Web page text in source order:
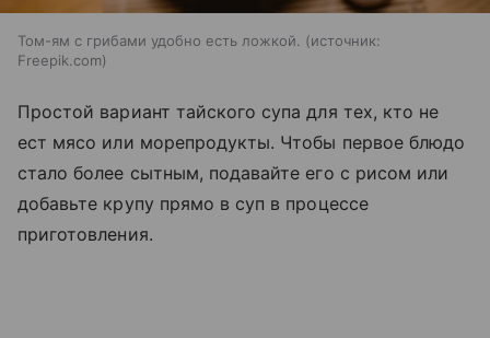
Том-ям с грибами удобно есть ложкой.
источник:
Freepik.com
Простой вариант тайского супа для тех, кто не
ест мясо или морепродукты. Чтобы первое блюдо
стало более сытным, подавайте его с рисом или
добавьте крупу прямо в суп в процессе
приготовления.